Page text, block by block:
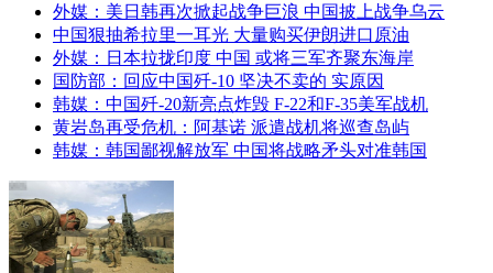
外媒：美日韩再次掀起战争巨浪 中国披上战争乌云
中国狠抽希拉里一耳光 大量购买伊朗进口原油
外媒：日本拉拢印度 中国 或将三军齐聚东海岸
国防部：回应中国歼-10 坚决不卖的 实原因
韩媒：中国歼-20新亮点炸毁 F-22和F-35美军战机
黄岩岛再受危机：阿基诺 派遣战机将巡查岛屿
韩媒：韩国鄙视解放军 中国将战略矛头对准韩国